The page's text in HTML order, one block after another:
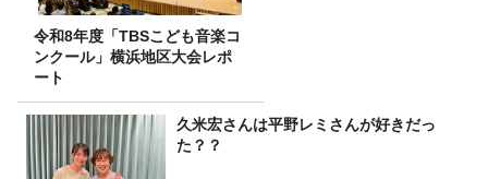
令和8年度「TBSこども音楽コ
ンクール」横浜地区大会レポ
ート
久米宏さんは平野レミさんが好きだっ
た？？